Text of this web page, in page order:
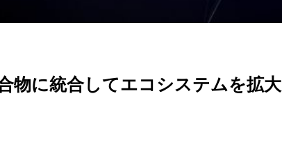
物に統合してエコシステムを拡大